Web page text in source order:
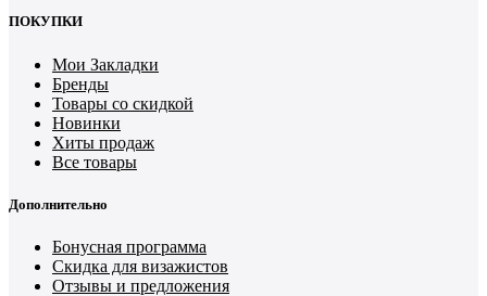
ПОКУПКИ
Мои Закладки
Бренды
Товары со скидкой
Новинки
Хиты продаж
Все товары
Дополнительно
Бонусная программа
Скидка для визажистов
Отзывы и предложения